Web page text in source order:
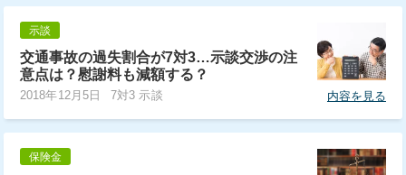
示談
交通事故の過失割合が7対3…示談交渉の注
意点は？慰謝料も減額する？
2018年12月5日 7対3 示談 内容を見る
保険金